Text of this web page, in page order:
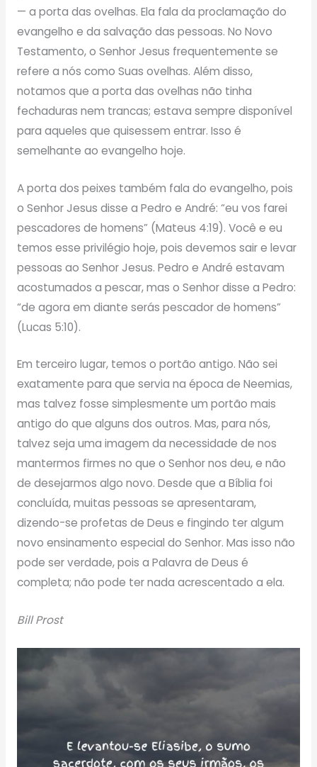
— a porta das ovelhas. Ela fala da proclamação do
evangelho e da salvação das pessoas. No Novo
Testamento, o Senhor Jesus frequentemente se
refere a nós como Suas ovelhas. Além disso,
notamos que a porta das ovelhas não tinha
fechaduras nem trancas; estava sempre disponível
para aqueles que quisessem entrar. Isso é
semelhante ao evangelho hoje.
A porta dos peixes também fala do evangelho, pois
o Senhor Jesus disse a Pedro e André: “eu vos farei
pescadores de homens” (Mateus 4:19). Você e eu
temos esse privilégio hoje, pois devemos sair e levar
pessoas ao Senhor Jesus. Pedro e André estavam
acostumados a pescar, mas o Senhor disse a Pedro:
“de agora em diante serás pescador de homens”
(Lucas 5:10).
Em terceiro lugar, temos o portão antigo. Não sei
exatamente para que servia na época de Neemias,
mas talvez fosse simplesmente um portão mais
antigo do que alguns dos outros. Mas, para nós,
talvez seja uma imagem da necessidade de nos
mantermos firmes no que o Senhor nos deu, e não
de desejarmos algo novo. Desde que a Bíblia foi
concluída, muitas pessoas se apresentaram,
dizendo-se profetas de Deus e fingindo ter algum
novo ensinamento especial do Senhor. Mas isso não
pode ser verdade, pois a Palavra de Deus é
completa; não pode ter nada acrescentado a ela.
Bill Prost